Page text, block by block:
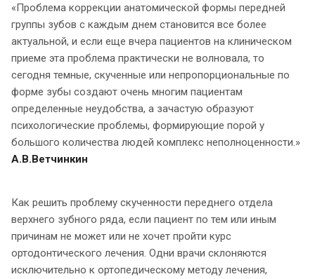
«Проблема коррекции анатомической формы передней
группы зубов с каждым днем становится все более
актуальной, и если еще вчера пациентов на клиническом
приеме эта проблема практически не волновала, то
сегодня темные, скученные или непропорциональные по
форме зубы создают очень многим пациентам
определенные неудобства, а зачастую образуют
психологические проблемы, формирующие порой у
большого количества людей комплекс неполноценности.»
А.В.Ветчинкин
Как решить проблему скученности переднего отдела
верхнего зубного ряда, если пациент по тем или иным
причинам не может или не хочет пройти курс
ортодонтического лечения. Одни врачи склоняются
исключительно к ортопедическому методу лечения,